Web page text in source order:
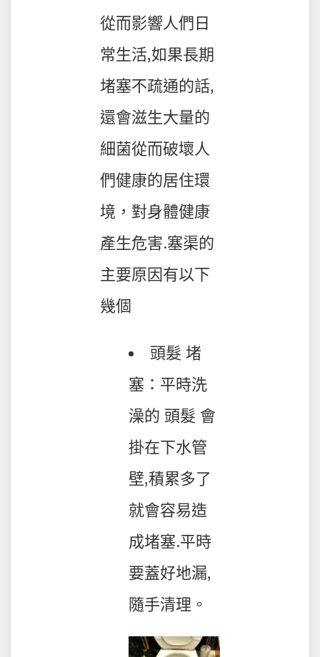
從而影響人們日
常生活,如果長期
堵塞不疏通的話,
還會滋生大量的
細菌從而破壞人
們健康的居住環
境，對身體健康
產生危害.塞渠的
主要原因有以下
幾個
頭髮 堵
塞：平時洗
澡的 頭髮 會
掛在下水管
壁,積累多了
就會容易造
成堵塞.平時
要蓋好地漏,
隨手清理。